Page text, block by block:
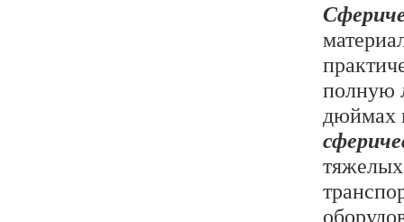
полную
дюймах